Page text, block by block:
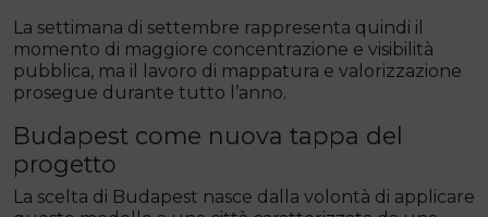
La settimana di settembre rappresenta quindi il
momento di maggiore concentrazione e visibilità
pubblica, ma il lavoro di mappatura e valorizzazione
prosegue durante tutto l’anno.
Budapest come nuova tappa del
progetto
La scelta di Budapest nasce dalla volontà di applicare